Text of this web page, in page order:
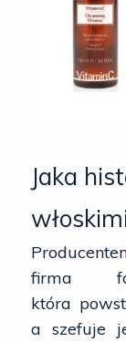
Jaka
firma
która
a szefuje